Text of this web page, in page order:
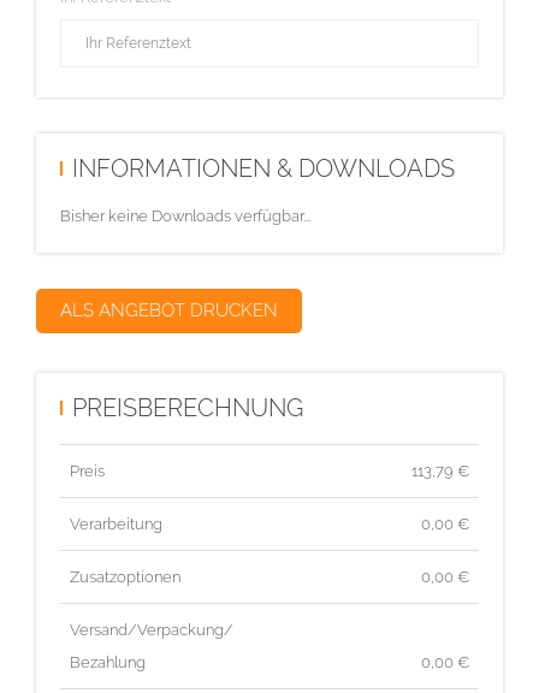
INFORMATIONEN & DOWNLOADS
Bisher keine Downloads verfügbar...
ALS ANGEBOT DRUCKEN
PREISBERECHNUNG
Preis 113,79 €
Verarbeitung 0,00 €
Zusatzoptionen 0,00 €
Versand/Verpackung/
Bezahlung
0,00 €